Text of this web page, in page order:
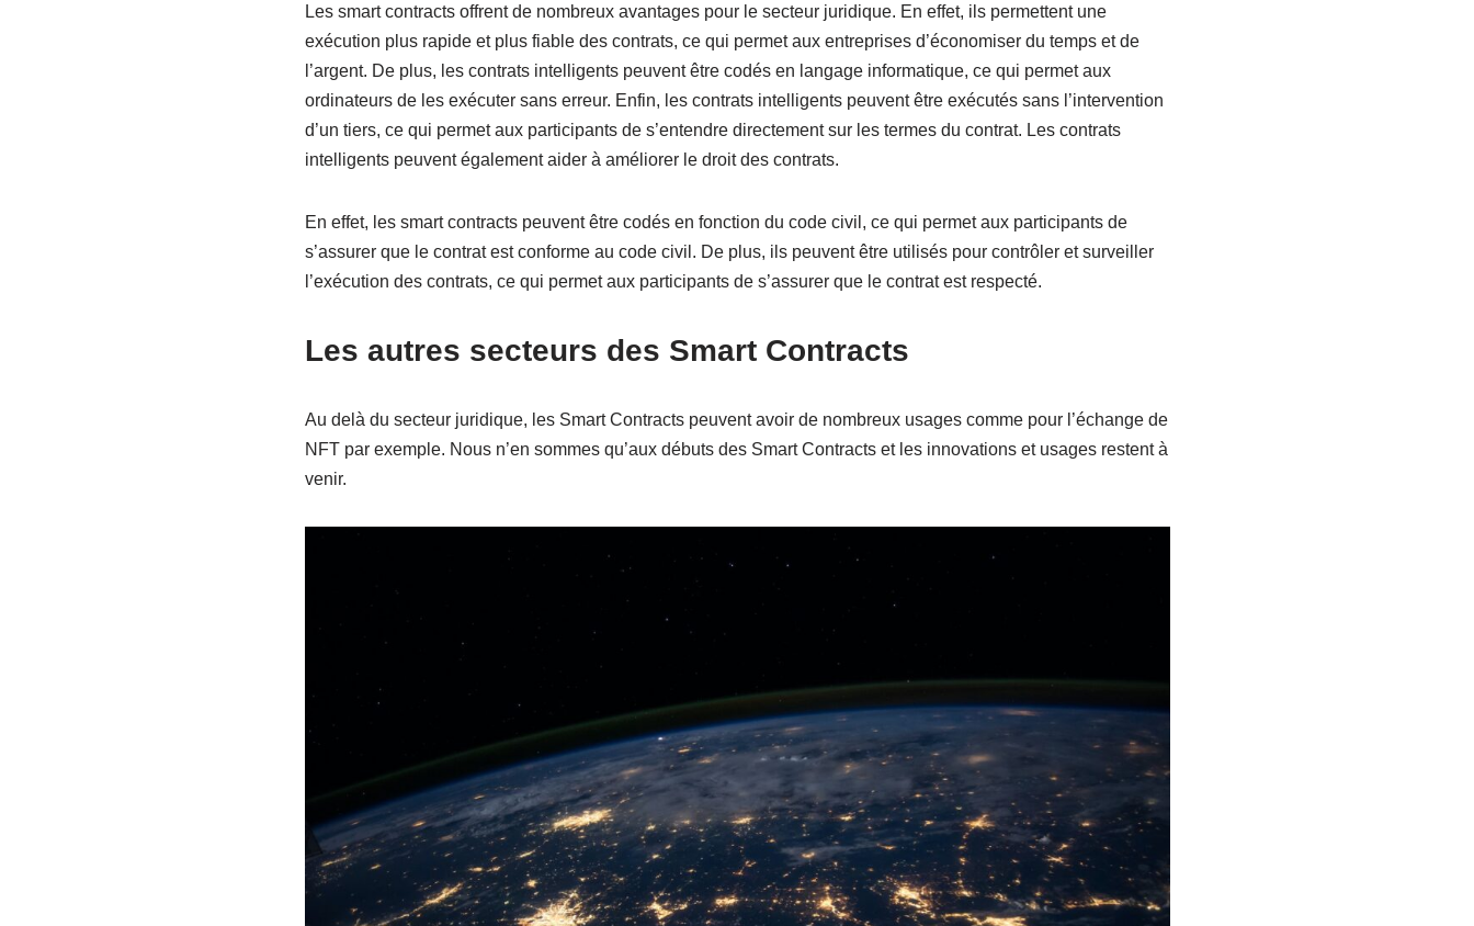
Les smart contracts offrent de nombreux avantages pour le secteur juridique. En effet, ils permettent une
exécution plus rapide et plus fiable des contrats, ce qui permet aux entreprises d’économiser du temps et de
l’argent. De plus, les contrats intelligents peuvent être codés en langage informatique, ce qui permet aux
ordinateurs de les exécuter sans erreur. Enfin, les contrats intelligents peuvent être exécutés sans l’intervention
d’un tiers, ce qui permet aux participants de s’entendre directement sur les termes du contrat. Les contrats
intelligents peuvent également aider à améliorer le droit des contrats.
En effet, les smart contracts peuvent être codés en fonction du code civil, ce qui permet aux participants de
s’assurer que le contrat est conforme au code civil. De plus, ils peuvent être utilisés pour contrôler et surveiller
l’exécution des contrats, ce qui permet aux participants de s’assurer que le contrat est respecté.
Les autres secteurs des Smart Contracts
Au delà du secteur juridique, les Smart Contracts peuvent avoir de nombreux usages comme pour l’échange de
NFT par exemple. Nous n’en sommes qu’aux débuts des Smart Contracts et les innovations et usages restent à
venir.